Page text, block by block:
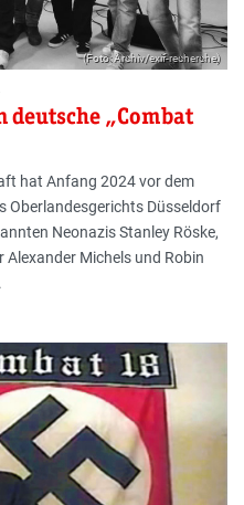
(Foto: Archiv/exif-recherche)
deutsche „Combat
hat Anfang 2024 vor dem
Oberlandesgerichts Düsseldorf
Neonazis Stanley Röske,
Alexander Michels und Robin